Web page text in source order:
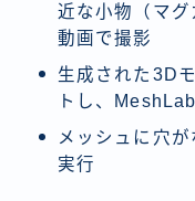
近な小物（マ
動画で撮影
生成された3D
トし、
メッシュに穴
実行